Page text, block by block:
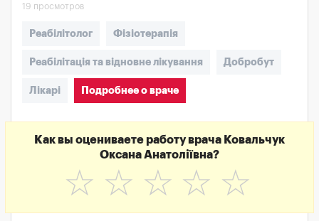
19 просмотров
Реабілітолог Фізіотерапія
Реабілітація та відновне лікування Добробут
Лікарі Подробнее о враче
Как вы оцениваете работу врача Ковальчук
Оксана Анатоліївна?
☆
☆
☆
☆
☆